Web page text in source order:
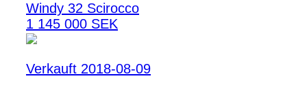
Windy 32 Scirocco
1 145 000 SEK
Verkauft 2018-08-09